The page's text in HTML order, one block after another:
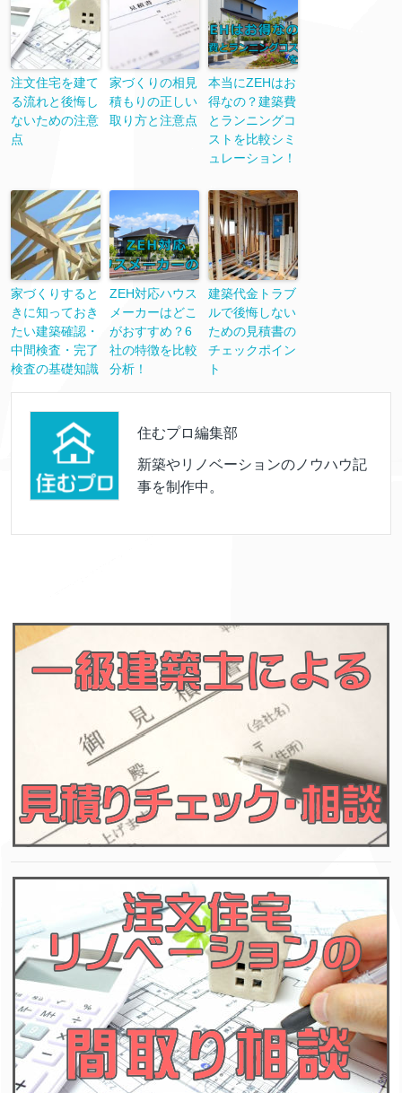
注文住宅を建て
る流れと後悔し
ないための注意
点
家づくりの相見
積もりの正しい
取り方と注意点
本当にZEHはお
得なの？建築費
とランニングコ
ストを比較シミ
ュレーション！
家づくりすると
きに知っておき
たい建築確認・
中間検査・完了
検査の基礎知識
ZEH対応ハウス
メーカーはどこ
がおすすめ？6
社の特徴を比較
分析！
建築代金トラブ
ルで後悔しない
ための見積書の
チェックポイン
ト
住むプロ編集部
新築やリノベーションのノウハウ記
事を制作中。